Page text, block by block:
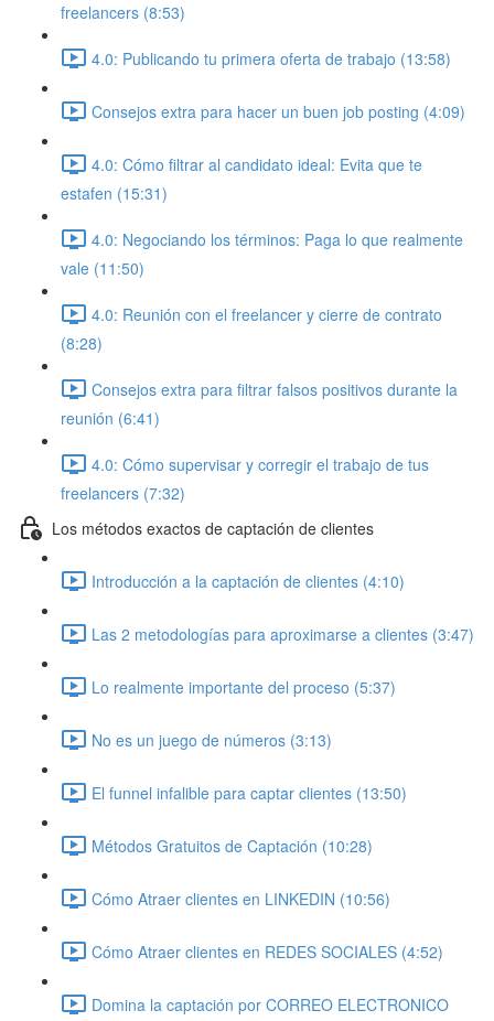
freelancers (8:53)
4.0: Publicando tu primera oferta de trabajo (13:58)
Consejos extra para hacer un buen job posting (4:09)
4.0: Cómo filtrar al candidato ideal: Evita que te
estafen (15:31)
4.0: Negociando los términos: Paga lo que realmente
vale (11:50)
4.0: Reunión con el freelancer y cierre de contrato
(8:28)
Consejos extra para filtrar falsos positivos durante la
reunión (6:41)
4.0: Cómo supervisar y corregir el trabajo de tus
freelancers (7:32)
Los métodos exactos de captación de clientes
Introducción a la captación de clientes (4:10)
Las 2 metodologías para aproximarse a clientes (3:47)
Lo realmente importante del proceso (5:37)
No es un juego de números (3:13)
El funnel infalible para captar clientes (13:50)
Métodos Gratuitos de Captación (10:28)
Cómo Atraer clientes en LINKEDIN (10:56)
Cómo Atraer clientes en REDES SOCIALES (4:52)
Domina la captación por CORREO ELECTRONICO